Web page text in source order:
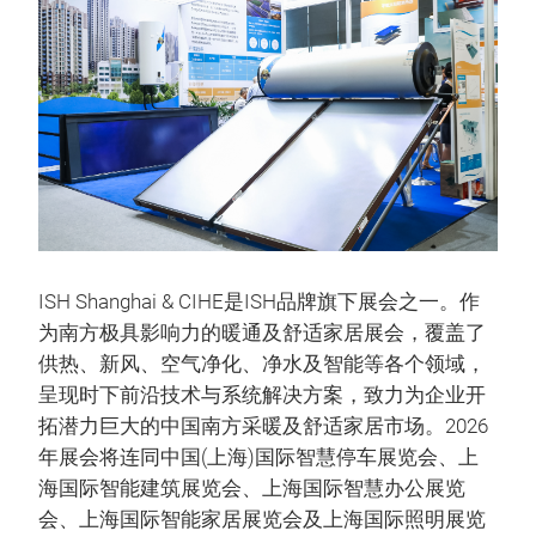
ISH Shanghai & CIHE是ISH品牌旗下展会之一。作
为南方极具影响力的暖通及舒适家居展会，覆盖了
供热、新风、空气净化、净水及智能等各个领域，
呈现时下前沿技术与系统解决方案，致力为企业开
拓潜力巨大的中国南方采暖及舒适家居市场。2026
年展会将连同中国(上海)国际智慧停车展览会、上
海国际智能建筑展览会、上海国际智慧办公展览
会、上海国际智能家居展览会及上海国际照明展览